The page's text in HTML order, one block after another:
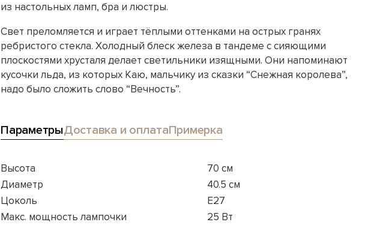
из настольных ламп, бра и люстры.
Свет преломляется и играет тёплыми оттенками на острых гранях
ребристого стекла. Холодный блеск железа в тандеме с сияющими
плоскостями хрусталя делает светильники изящными. Они напоминают
кусочки льда, из которых Каю, мальчику из сказки “Снежная королева”,
надо было сложить слово “Вечность”.
ПараметрыДоставка и оплатаПримерка
Высота
70 см
Диаметр
40.5 см
Цоколь
E27
Макс. мощность лампочки
25 Вт